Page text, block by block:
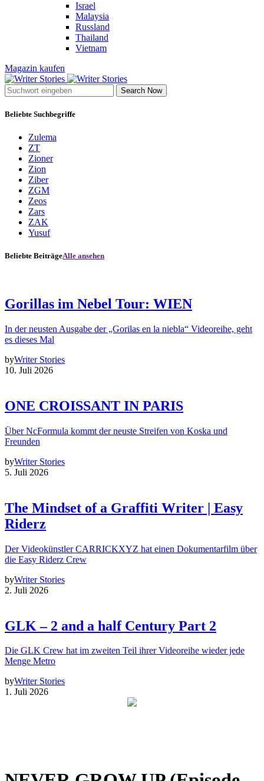
Israel
Malaysia
Russland
Thailand
Vietnam
Magazin kaufen
Search Now
Beliebte Suchbegriffe
Zulema
ZT
Zioner
Zion
Ziber
ZGM
Zeos
Zars
ZAK
Yusuf
Beliebte BeiträgeAlle ansehen
Gorillas im Nebel Tour: WIEN
In der neusten Ausgabe der „Gorilas en la niebla“ Videoreihe, geht
es dieses Mal
byWriter Stories
10. Juli 2026
ONE CROISSANT IN PARIS
Über NcFormula kommt der neuste Streifen von Koska und
Freunden
byWriter Stories
5. Juli 2026
The Mindset of a Graffiti Writer | Easy
Riderz
Der Videokünstler CARRICKXYZ hat einen Dokumentarfilm über
die Easy Riderz Crew
byWriter Stories
2. Juli 2026
GLK – 2 and a half Century Part 2
Die GLK Crew hat im zweiten Teil ihrer Videoreihe wieder jede
Menge Metro
byWriter Stories
1. Juli 2026